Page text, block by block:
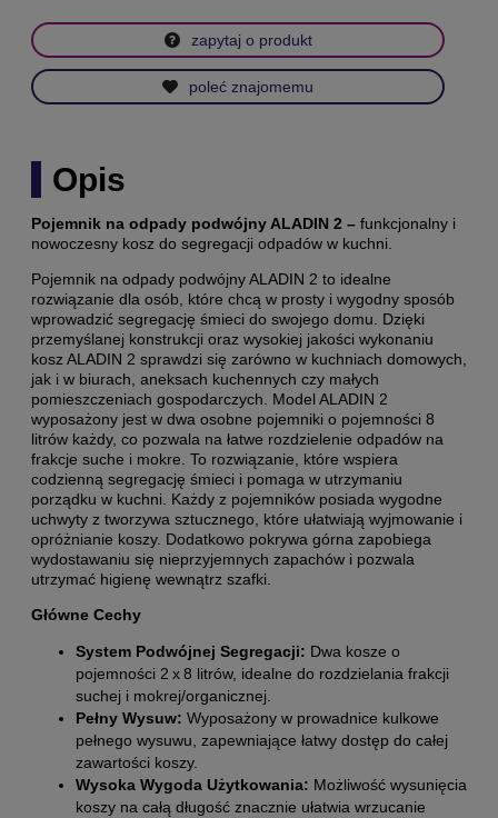
zapytaj o produkt
poleć znajomemu
Opis
Pojemnik na odpady podwójny ALADIN 2 – funkcjonalny i
nowoczesny kosz do segregacji odpadów w kuchni.
Pojemnik na odpady podwójny ALADIN 2 to idealne
rozwiązanie dla osób, które chcą w prosty i wygodny sposób
wprowadzić segregację śmieci do swojego domu. Dzięki
przemyślanej konstrukcji oraz wysokiej jakości wykonaniu
kosz ALADIN 2 sprawdzi się zarówno w kuchniach domowych,
jak i w biurach, aneksach kuchennych czy małych
pomieszczeniach gospodarczych. Model ALADIN 2
wyposażony jest w dwa osobne pojemniki o pojemności 8
litrów każdy, co pozwala na łatwe rozdzielenie odpadów na
frakcje suche i mokre. To rozwiązanie, które wspiera
codzienną segregację śmieci i pomaga w utrzymaniu
porządku w kuchni. Każdy z pojemników posiada wygodne
uchwyty z tworzywa sztucznego, które ułatwiają wyjmowanie i
opróżnianie koszy. Dodatkowo pokrywa górna zapobiega
wydostawaniu się nieprzyjemnych zapachów i pozwala
utrzymać higienę wewnątrz szafki.
Główne Cechy
System Podwójnej Segregacji: Dwa kosze o
pojemności 2 x 8 litrów, idealne do rozdzielania frakcji
suchej i mokrej/organicznej.
Pełny Wysuw: Wyposażony w prowadnice kulkowe
pełnego wysuwu, zapewniające łatwy dostęp do całej
zawartości koszy.
Wysoka Wygoda Użytkowania: Możliwość wysunięcia
koszy na całą długość znacznie ułatwia wrzucanie